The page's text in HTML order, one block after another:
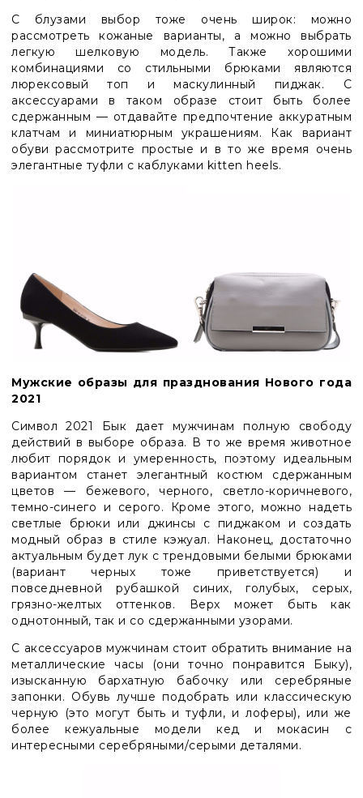
С блузами выбор тоже очень широк: можно
рассмотреть кожаные варианты, а можно выбрать
легкую шелковую модель. Также хорошими
комбинациями со стильными брюками являются
люрексовый топ и маскулинный пиджак. С
аксессуарами в таком образе стоит быть более
сдержанным — отдавайте предпочтение аккуратным
клатчам и миниатюрным украшениям. Как вариант
обуви рассмотрите простые и в то же время очень
элегантные туфли с каблуками kitten heels.
Мужские образы для празднования Нового года
2021
Символ 2021 Бык дает мужчинам полную свободу
действий в выборе образа. В то же время животное
любит порядок и умеренность, поэтому идеальным
вариантом станет элегантный костюм сдержанным
цветов— бежевого, черного, светло-коричневого,
темно-синего и серого. Кроме этого, можно надеть
светлые брюки или джинсы с пиджаком и создать
модный образ в стиле кэжуал. Наконец, достаточно
актуальным будет лук с трендовыми белыми брюками
(вариант черных тоже приветствуется) и
повседневной рубашкой синих, голубых, серых,
грязно-желтых оттенков. Верх может быть как
однотонный, так и со сдержанными узорами.
С аксессуаров мужчинам стоит обратить внимание на
металлические часы (они точно понравится Быку),
изысканную бархатную бабочку или серебряные
запонки. Обувь лучше подобрать или классическую
черную (это могут быть и туфли, и лоферы), или же
более кежуальные модели кед и мокасин с
интересными серебряными/серыми деталями.